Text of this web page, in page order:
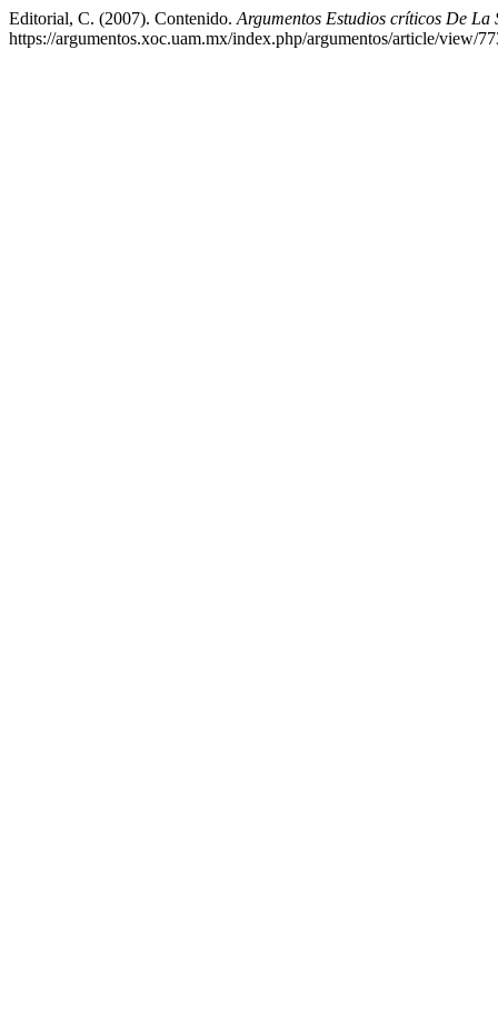
Editorial, C. (2007). Contenido. Argumentos Estudios críticos De La
https://argumentos.xoc.uam.mx/index.php/argumentos/article/view/